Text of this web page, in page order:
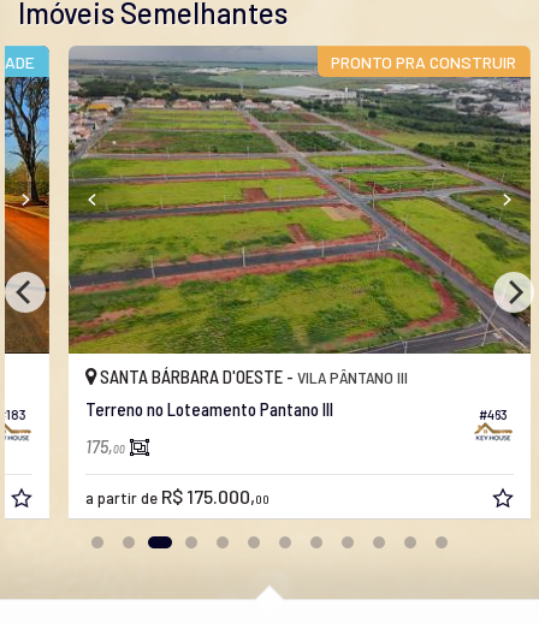
Imóveis Semelhantes
PRONTO PRA CONSTRUIR
SANTA BÁRBARA D'OESTE -VILA PÂNTANO III
Terreno no Loteamento Pantano III
00
a partir deR$ 175.000,00